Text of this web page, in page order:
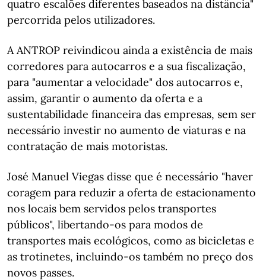
quatro escalões diferentes baseados na distância"
percorrida pelos utilizadores.
A ANTROP reivindicou ainda a existência de mais
corredores para autocarros e a sua fiscalização,
para "aumentar a velocidade" dos autocarros e,
assim, garantir o aumento da oferta e a
sustentabilidade financeira das empresas, sem ser
necessário investir no aumento de viaturas e na
contratação de mais motoristas.
José Manuel Viegas disse que é necessário "haver
coragem para reduzir a oferta de estacionamento
nos locais bem servidos pelos transportes
públicos", libertando-os para modos de
transportes mais ecológicos, como as bicicletas e
as trotinetes, incluindo-os também no preço dos
novos passes.